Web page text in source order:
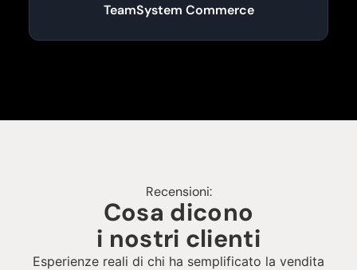
TeamSystem Commerce
Recensioni:
Cosa dicono
i nostri clienti
Esperienze reali di chi ha semplificato la vendita